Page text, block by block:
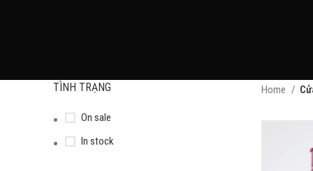
TÌNH TRẠNG
On sale
In stock
Home